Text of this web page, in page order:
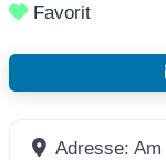
Favorit
Adresse:Am